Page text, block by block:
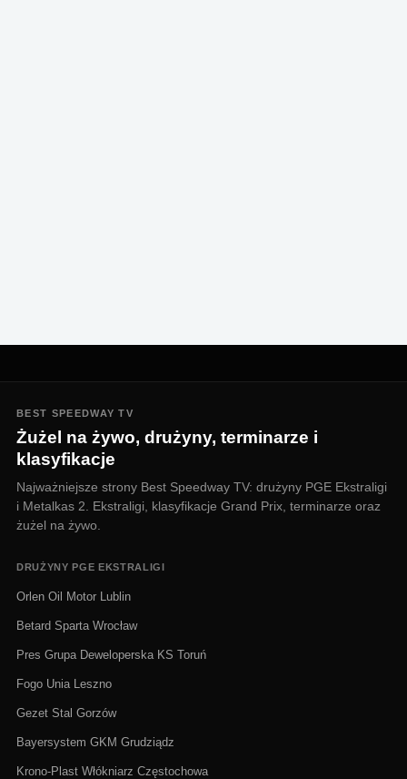
BEST SPEEDWAY TV
Żużel na żywo, drużyny, terminarze i
klasyfikacje
Najważniejsze strony Best Speedway TV: drużyny PGE Ekstraligi
i Metalkas 2. Ekstraligi, klasyfikacje Grand Prix, terminarze oraz
żużel na żywo.
DRUŻYNY PGE EKSTRALIGI
Orlen Oil Motor Lublin
Betard Sparta Wrocław
Pres Grupa Deweloperska KS Toruń
Fogo Unia Leszno
Gezet Stal Gorzów
Bayersystem GKM Grudziądz
Krono-Plast Włókniarz Częstochowa